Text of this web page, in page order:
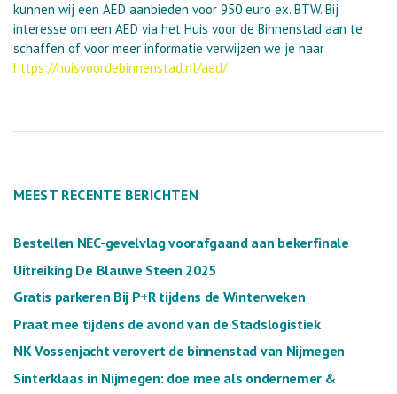
kunnen wij een AED aanbieden voor 950 euro ex. BTW. Bij
interesse om een AED via het Huis voor de Binnenstad aan te
schaffen of voor meer informatie verwijzen we je naar
https://huisvoordebinnenstad.nl/aed/
MEEST RECENTE BERICHTEN
Bestellen NEC-gevelvlag voorafgaand aan bekerfinale
Uitreiking De Blauwe Steen 2025
Gratis parkeren Bij P+R tijdens de Winterweken
Praat mee tijdens de avond van de Stadslogistiek
NK Vossenjacht verovert de binnenstad van Nijmegen
Sinterklaas in Nijmegen: doe mee als ondernemer &